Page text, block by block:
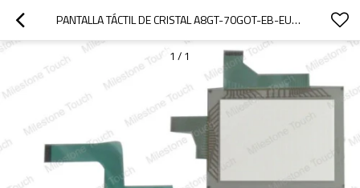
PANTALLA TÁCTIL DE CRISTAL A8GT-70GOT-EB-EUN/A8GT-70GOT-EB-EUN CON PANTALLA TÁCTIL DE CRISTAL
1 / 1